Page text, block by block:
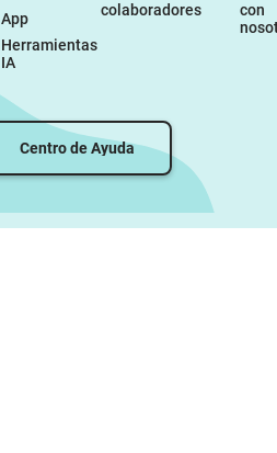
App
Herramientas
IA
colaboradores
con
Centro de Ayuda